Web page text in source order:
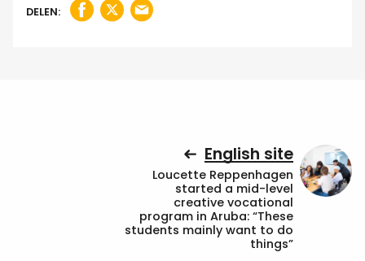
DELEN:
English site
Loucette Reppenhagen
started a mid-level
creative vocational
program in Aruba: “These
students mainly want to do
things”